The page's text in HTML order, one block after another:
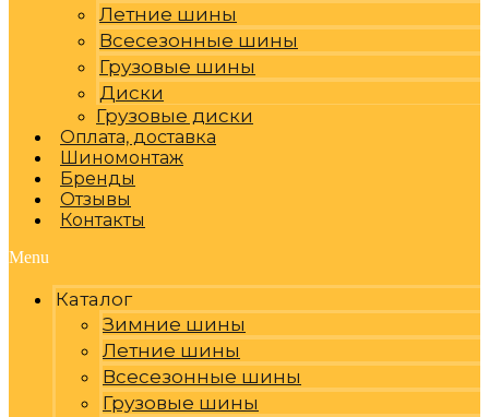
Летние шины
Всесезонные шины
Грузовые шины
Диски
Грузовые диски
Оплата, доставка
Шиномонтаж
Бренды
Отзывы
Контакты
Menu
Каталог
Зимние шины
Летние шины
Всесезонные шины
Грузовые шины